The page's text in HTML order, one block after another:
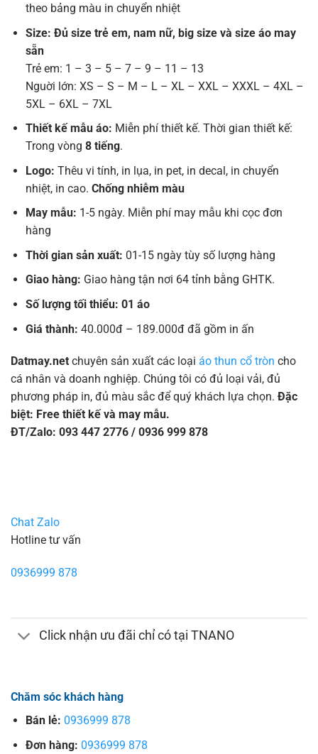
theo bảng màu in chuyển nhiệt
Size: Đủ size trẻ em, nam nữ, big size và size áo may
sẵn
Trẻ em: 1 – 3 – 5 – 7 – 9 – 11 – 13
Nguời lớn: XS – S – M – L – XL – XXL – XXXL – 4XL –
5XL – 6XL – 7XL
Thiết kế mẫu áo: Miễn phí thiết kế. Thời gian thiết kế:
Trong vòng 8 tiếng.
Logo: Thêu vi tính, in lụa, in pet, in decal, in chuyển
nhiệt, in cao. Chống nhiễm màu
May mẫu: 1-5 ngày. Miễn phí may mẫu khi cọc đơn
hàng
Thời gian sản xuất: 01-15 ngày tùy số lượng hàng
Giao hàng: Giao hàng tận nơi 64 tỉnh bằng GHTK.
Số lượng tối thiểu: 01 áo
Giá thành: 40.000đ – 189.000đ đã gồm in ấn
Datmay.net chuyên sản xuất các loại áo thun cổ tròn cho
cá nhân và doanh nghiệp. Chúng tôi có đủ loại vải, đủ
phương pháp in, đủ màu sắc để quý khách lựa chọn. Đặc
biệt: Free thiết kế và may mẫu.
ĐT/Zalo: 093 447 2776 / 0936 999 878
Chat Zalo
Hotline tư vấn
0936999 878
Click nhận ưu đãi chỉ có tại TNANO
Chăm sóc khách hàng
Bán lẻ: 0936999 878
Đơn hàng: 0936999 878